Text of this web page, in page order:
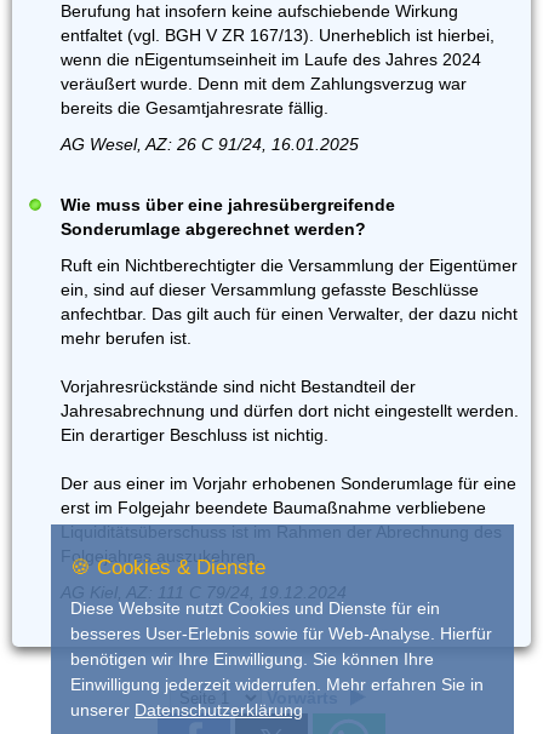
Berufung hat insofern keine aufschiebende Wirkung
entfaltet (vgl. BGH V ZR 167/13). Unerheblich ist hierbei,
wenn die nEigentumseinheit im Laufe des Jahres 2024
veräußert wurde. Denn mit dem Zahlungsverzug war
bereits die Gesamtjahresrate fällig.
AG Wesel, AZ: 26 C 91/24, 16.01.2025
Wie muss über eine jahresübergreifende
Sonderumlage abgerechnet werden?
Ruft ein Nichtberechtigter die Versammlung der Eigentümer
ein, sind auf dieser Versammlung gefasste Beschlüsse
anfechtbar. Das gilt auch für einen Verwalter, der dazu nicht
mehr berufen ist.
Vorjahresrückstände sind nicht Bestandteil der
Jahresabrechnung und dürfen dort nicht eingestellt werden.
Ein derartiger Beschluss ist nichtig.
Der aus einer im Vorjahr erhobenen Sonderumlage für eine
erst im Folgejahr beendete Baumaßnahme verbliebene
Liquiditätsüberschuss ist im Rahmen der Abrechnung des
Folgejahres auszukehren.
AG Kiel, AZ: 111 C 79/24, 19.12.2024
🍪 Cookies & Dienste
Diese Website nutzt Cookies und Dienste für ein
besseres User-Erlebnis sowie für Web-Analyse. Hierfür
benötigen wir Ihre Einwilligung. Sie können Ihre
Einwilligung jederzeit widerrufen. Mehr erfahren Sie in
unserer Datenschutzerklärung